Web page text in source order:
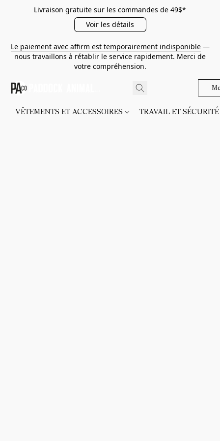
Livraison gratuite sur les commandes de 49$*
Voir les détails
Le paiement avec affirm est temporairement indisponible—
nous travaillons à rétablir le service rapidement. Merci de
votre compréhension.
VÊTEMENTS ET ACCESSOIRES TRAVAIL ET